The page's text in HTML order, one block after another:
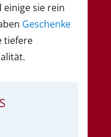
sie rein
Geschenke
tiefere